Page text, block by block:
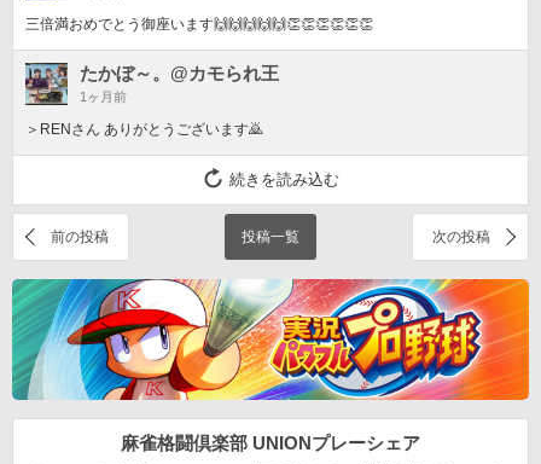
三倍満おめでとう御座います🙌🙌🙌🙌🙌👏👏👏👏👏👏
たかぼ～。@カモられ王
1ヶ月前
＞RENさん ありがとうございます🙇
続きを読み込む
前の投稿 投稿一覧 次の投稿
麻雀格闘倶楽部 UNIONプレーシェア